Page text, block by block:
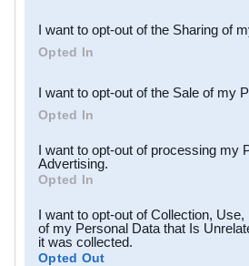
Downstream Participants
third parties.
I want to opt-out of the Sharing of
Opted In
I want to opt-out of the Sale of my
Opted In
I want to opt-out of processing my
Advertising.
Opted In
I want to opt-out of Collection,
of my Personal Data that Is
it was collected.
Opted Out